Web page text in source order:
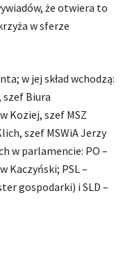
że otwiera to
w sferze
w jej skład wchodzą:
szef Biura
Koziej, szef MSZ
szef MSWiA Jerzy
w parlamencie: PO –
Kaczyński; PSL –
gospodarki) i SLD –